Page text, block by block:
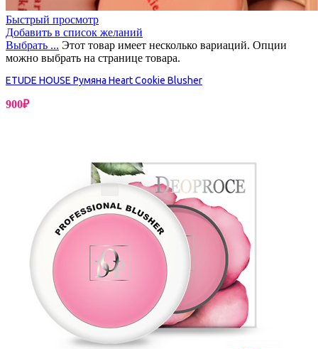
Быстрый просмотр
Добавить в список желаний
Выбрать ... Этот товар имеет несколько вариаций. Опции
можно выбрать на странице товара.
ETUDE HOUSE Румяна Heart Cookie Blusher
900₽